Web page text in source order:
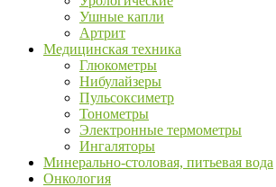
Ушные капли
Артрит
Медицинская техника
Глюкометры
Нибулайзеры
Пульсоксиметр
Тонометры
Электронные термометры
Ингаляторы
Минерально-столовая, питьевая вода
Онкология